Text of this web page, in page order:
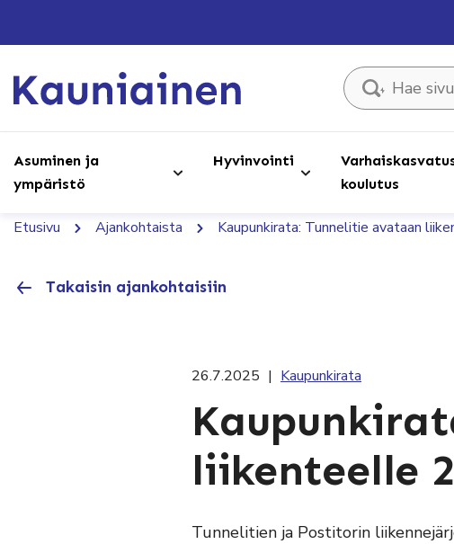
Hae sivustolta ...
Asuminen ja
ympäristö
Hyvinvointi
koulutus
Etusivu Ajankohtaista Kaupunkirata: Tunnelitie avataan
Takaisin ajankohtaisiin
26.7.2025 | Kaupunkirata
liikenteelle
Tunnelitien ja Postitorin